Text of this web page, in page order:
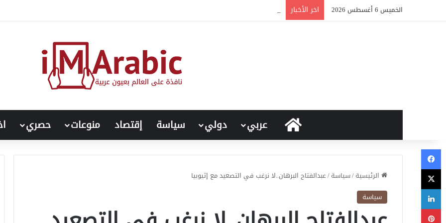
الخميس 6 أغسطس 2026 اخر الأخبار البرهان يستبعد مناوي من المشهد السياسي.. اتهامات بالتهاون ورفض المشاركة
الرئيسية
عربي دولي سياسة إقتصاد منوعات حصري
الرئيسية/سياسة/عبدالفتاح البرهان..لا نرغب في التصعيد مع إثيوبيا
سياسة